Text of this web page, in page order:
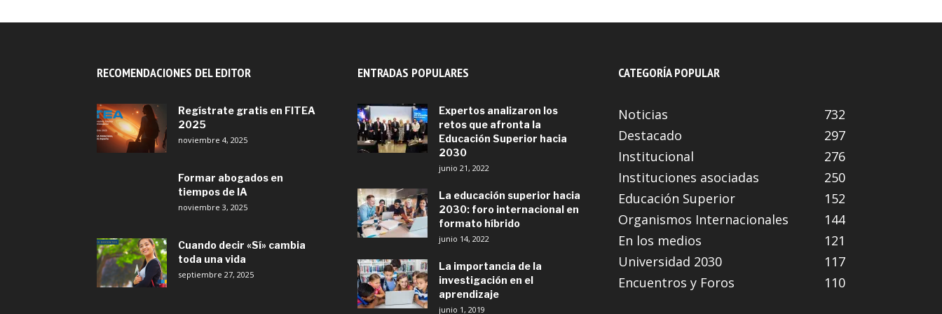
RECOMENDACIONES DEL EDITOR
Regístrate gratis en FITEA
2025
noviembre 4, 2025
Formar abogados en
tiempos de IA
noviembre 3, 2025
Cuando decir «Sí» cambia
toda una vida
septiembre 27, 2025
ENTRADAS POPULARES
Expertos analizaron los
retos que afronta la
Educación Superior hacia
2030
junio 21, 2022
La educación superior hacia
2030: foro internacional en
formato híbrido
junio 14, 2022
La importancia de la
investigación en el
aprendizaje
junio 1, 2019
CATEGORÍA POPULAR
Noticias
732
Destacado
297
Institucional
276
Instituciones asociadas
250
Educación Superior
152
Organismos Internacionales
144
En los medios
121
Universidad 2030
117
Encuentros y Foros
110